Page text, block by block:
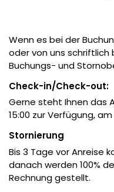
Wenn es bei der
oder von uns
Buchungs- und
Check-in/Check-out:
Gerne steht Ihnen das
15:00 zur Verfügung,
Stornierung
Bis 3 Tage vor Anreise
danach werden 100%
Rechnung gestellt.